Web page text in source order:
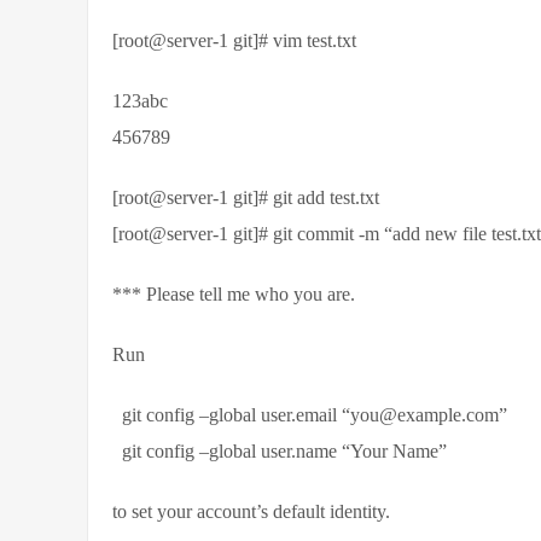
[root@server-1 git]# vim test.txt
123abc
456789
[root@server-1 git]# git add test.txt
[root@server-1 git]# git commit -m “add new file
*** Please tell me who you are.
Run
git config –global user.email “you@example.com”
git config –global user.name “Your Name”
to set your account’s default identity.